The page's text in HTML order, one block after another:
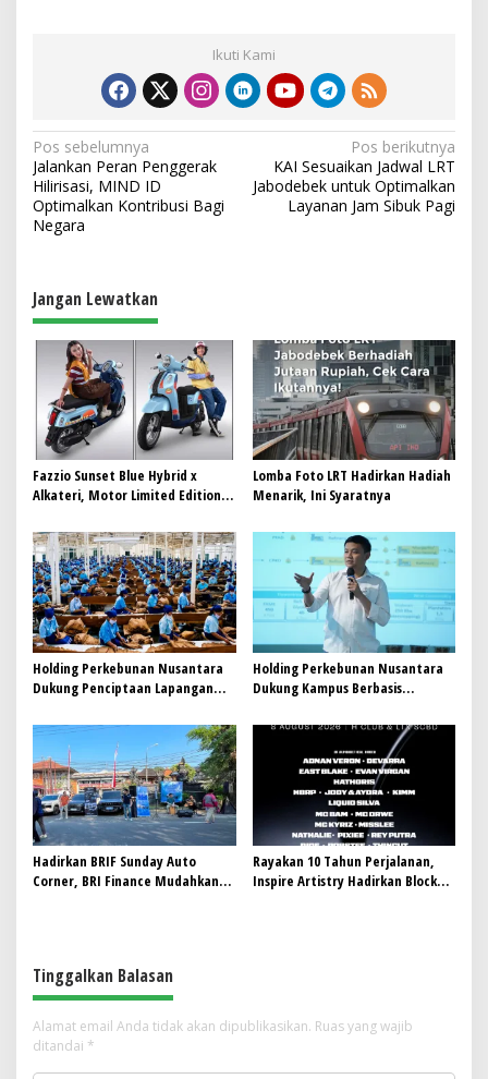
Ikuti Kami
N
a
v
i
a
s
i
p
o
s
Pos sebelumnya
Jalankan Peran Penggerak
Hilirisasi, MIND ID
Optimalkan Kontribusi Bagi
Negara
Pos berikutnya
KAI Sesuaikan Jadwal LRT
Jabodebek untuk Optimalkan
Layanan Jam Sibuk Pagi
Jangan Lewatkan
Fazzio Sunset Blue Hybrid x
Alkateri, Motor Limited Edition
Future Lo
Lomba Foto LRT Hadirkan Hadiah
Menarik, Ini Syaratnya
Holding Perkebunan Nusantara
Dukung Penciptaan Lapangan
Pekerja di Pabrik Tembakau
Holding Perkebunan Nusantara
Dukung Kampus Berbasis
Jadi Mahasiswa Angkatan
Pertama Magister ITSI
Hadirkan BRIF Sunday Auto
Corner, BRI Finance Mudahkan
Rayakan 10 Tahun Perjalanan,
Inspire Artistry Hadirkan Block
Tinggalkan Balasan
Alamat email Anda tidak akan dipublikasikan. Ruas yang wajib
ditandai *